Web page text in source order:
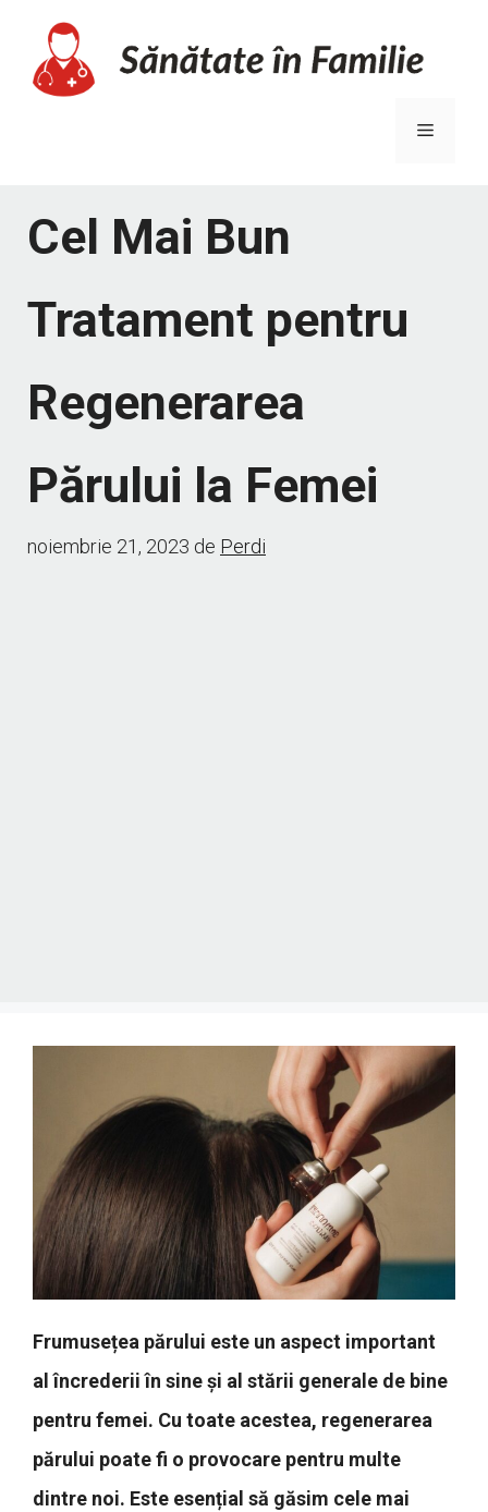
conținut
Meniu
Cel Mai Bun
Tratament pentru
Regenerarea
Părului la Femei
noiembrie 21, 2023 de Perdi
Frumusețea părului este un aspect important
al încrederii în sine și al stării generale de bine
pentru femei. Cu toate acestea, regenerarea
părului poate fi o provocare pentru multe
dintre noi. Este esențial să găsim cele mai